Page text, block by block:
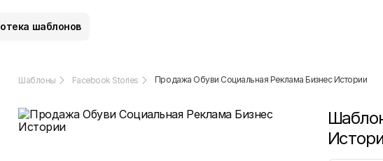
шаблонов
Шаблоны Facebook Stories Продажа Обуви Социальная Реклама Бизнес Истории